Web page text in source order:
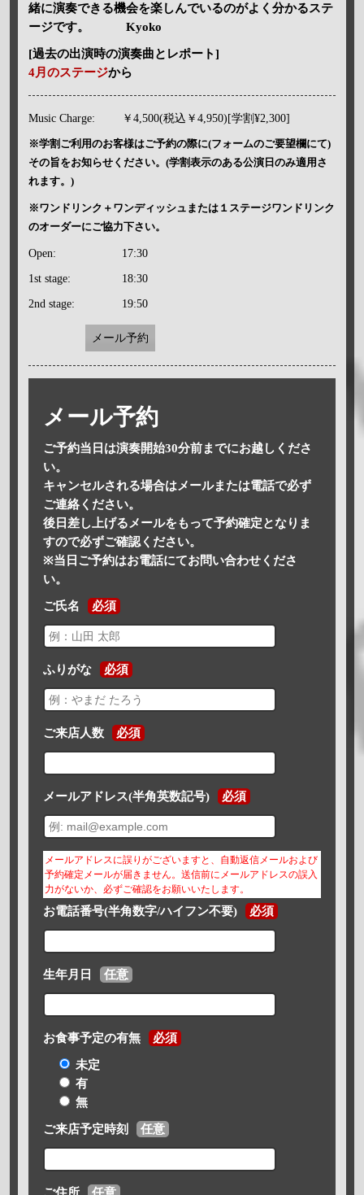
緒に演奏できる機会を楽しんでいるのがよく分かるステ
ージです。 Kyoko
[過去の出演時の演奏曲とレポート]
4月のステージから
Music Charge: ￥4,500(税込￥4,950)[学割¥2,300]
※学割ご利用のお客様はご予約の際に(フォームのご要望欄にて)
その旨をお知らせください。(学割表示のある公演日のみ適用さ
れます。)
※ワンドリンク＋ワンディッシュまたは１ステージワンドリンク
のオーダーにご協力下さい。
Open: 17:30
1st stage: 18:30
2nd stage: 19:50
メール予約
メール予約
ご予約当日は演奏開始30分前までにお越しくださ
い。
キャンセルされる場合はメールまたは電話で必ず
ご連絡ください。
後日差し上げるメールをもって予約確定となりま
すので必ずご確認ください。
※当日ご予約はお電話にてお問い合わせくださ
い。
ご氏名 必須
ふりがな 必須
ご来店人数 必須
メールアドレス(半角英数記号) 必須
メールアドレスに誤りがございますと、自動返信メールおよび
予約確定メールが届きません。送信前にメールアドレスの誤入
力がないか、必ずご確認をお願いいたします。
お電話番号(半角数字/ハイフン不要) 必須
生年月日 任意
お食事予定の有無 必須
未定
有
無
ご来店予定時刻 任意
ご住所 任意